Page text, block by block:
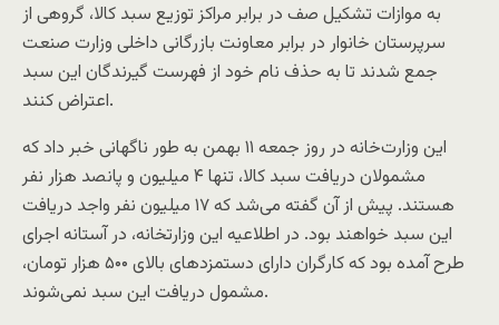
به موازات تشکیل صف در برابر مراکز توزیع سبد کالا، گروهی از
سرپرستان خانوار در برابر معاونت بازرگانی داخلی وزارت صنعت
جمع شدند تا به حذف نام خود از فهرست گیرندگان این سبد
اعتراض کنند.
این وزارت‌خانه در روز جمعه ۱۱ بهمن به طور ناگهانی خبر داد که
مشمولان دریافت سبد کالا، تنها ۴ میلیون و پانصد هزار نفر
هستند. پیش از آن گفته می‌شد که ۱۷ میلیون نفر واجد دریافت
این سبد خواهند بود. در اطلاعیه این وزارتخانه، در آستانه اجرای
طرح آمده بود که کارگران دارای دستمزدهای بالای ۵۰۰ هزار تومان،
مشمول دریافت این سبد نمی‌شوند.